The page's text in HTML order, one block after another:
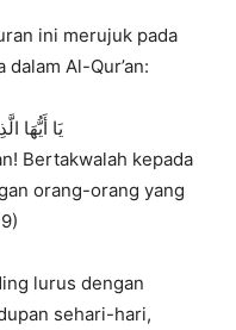
ini merujuk pada
dalam Al-Qur’an:
يَا أَيُّهَا
Bertakwalah kepada
orang-orang yang
lurus dengan
sehari-hari,